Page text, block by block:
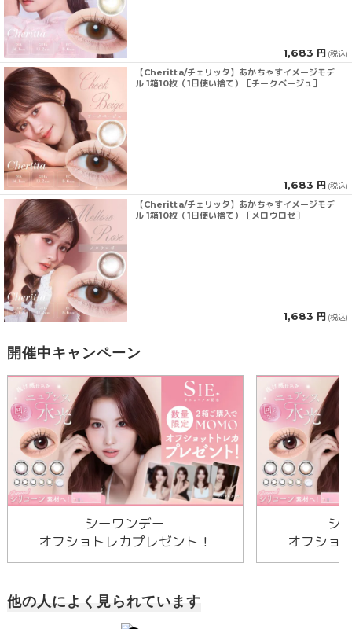
1,683 円 (税込)
【Cheritta/チェリッタ】あかちゃすイメージモデ
ル 1箱10枚（1日使い捨て）［チークベージュ］
1,683 円 (税込)
【Cheritta/チェリッタ】あかちゃすイメージモデ
ル 1箱10枚（1日使い捨て）［メロウロゼ］
1,683 円 (税込)
開催中キャンペーン
シーワンデー
オフショトレカプレゼント！
シ
オフショ
他の人によく見られています